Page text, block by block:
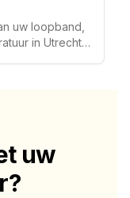
uw loopband,
in Utrecht
uw